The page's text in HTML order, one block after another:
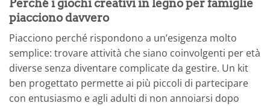
Perché i giochi creativi in legno per famiglie
piacciono davvero
Piacciono perché rispondono a un’esigenza molto
semplice: trovare attività che siano coinvolgenti per età
diverse senza diventare complicate da gestire. Un kit
ben progettato permette ai più piccoli di partecipare
con entusiasmo e agli adulti di non annoiarsi dopo